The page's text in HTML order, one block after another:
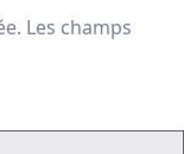
Les champs